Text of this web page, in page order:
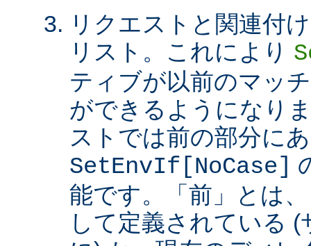
リクエストと関連付
リスト。これにより
ティブが以前のマッ
ができるようになり
ストでは前の部分に
SetEnvIf[NoCase]
能です。「前」とは
して定義されている